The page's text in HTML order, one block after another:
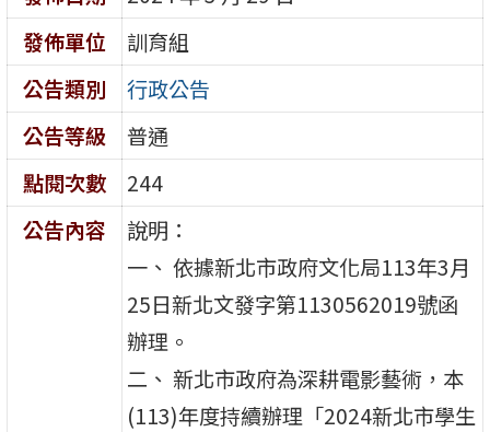
發佈單位
訓育組
公告類別
行政公告
公告等級
普通
點閱次數
244
公告內容
說明：
一、 依據新北市政府文化局113年3月
25日新北文發字第1130562019號函
辦理。
二、 新北市政府為深耕電影藝術，本
(113)年度持續辦理「2024新北市學生